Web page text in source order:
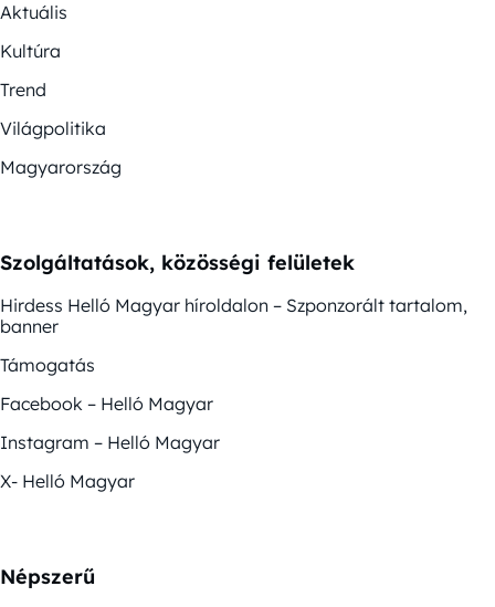
Aktuális
Kultúra
Trend
Világpolitika
Magyarország
Szolgáltatások, közösségi felületek
Hirdess Helló Magyar híroldalon – Szponzorált tartalom,
banner
Támogatás
Facebook – Helló Magyar
Instagram – Helló Magyar
X- Helló Magyar
Népszerű